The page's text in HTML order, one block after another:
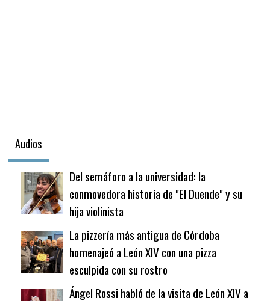
Audios
Del semáforo a la universidad: la
conmovedora historia de "El Duende" y su
hija violinista
La pizzería más antigua de Córdoba
homenajeó a León XIV con una pizza
esculpida con su rostro
Ángel Rossi habló de la visita de León XIV a